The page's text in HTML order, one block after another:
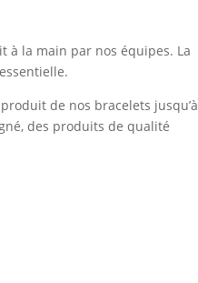
à la main par nos équipes. La
de nos bracelets jusqu’à
des produits de qualité